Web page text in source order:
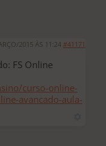
2015 ÀS 11:24 #41171
FS Online
curso-online-
avancado-aula-